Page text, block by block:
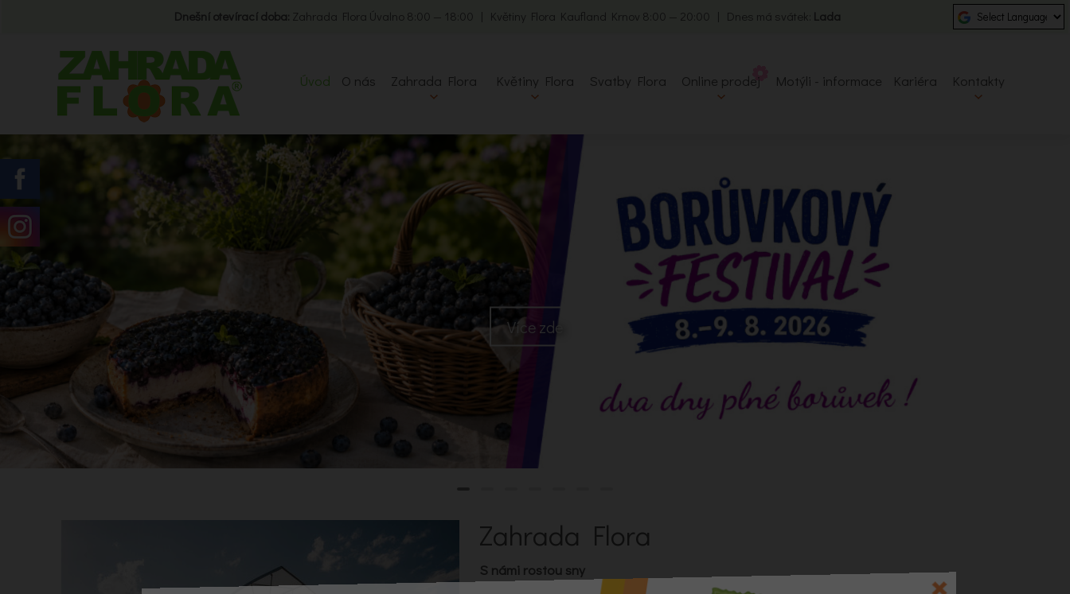
Dnešní otevírací doba: Zahrada Flora Úvalno 8:00 — 18:00 | Květiny Flora Kaufland Krnov 8:00 — 20:00 | Dnes má svátek: Lada
Úvod O nás Zahrada Flora Květiny Flora Svatby Flora Online prodej Motýli - informace Kariéra Kontakty
Více zde
Zahrada Flora
S námi rostou sny